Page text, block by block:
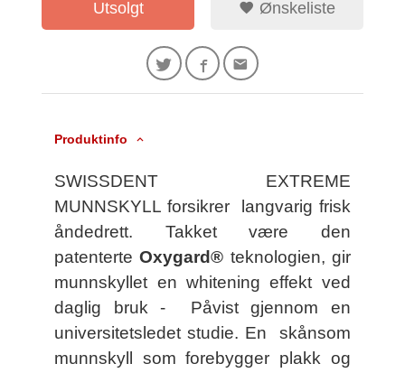
Utsolgt Ønskeliste
Produktinfo
SWISSDENT EXTREME
MUNNSKYLL forsikrer langvarig frisk
åndedrett. Takket være den
patenterteOxygard® teknologien, gir
munnskyllet en whitening effekt ved
daglig bruk - Påvist gjennom en
universitetsledet studie. En skånsom
munnskyll som forebygger plakk og